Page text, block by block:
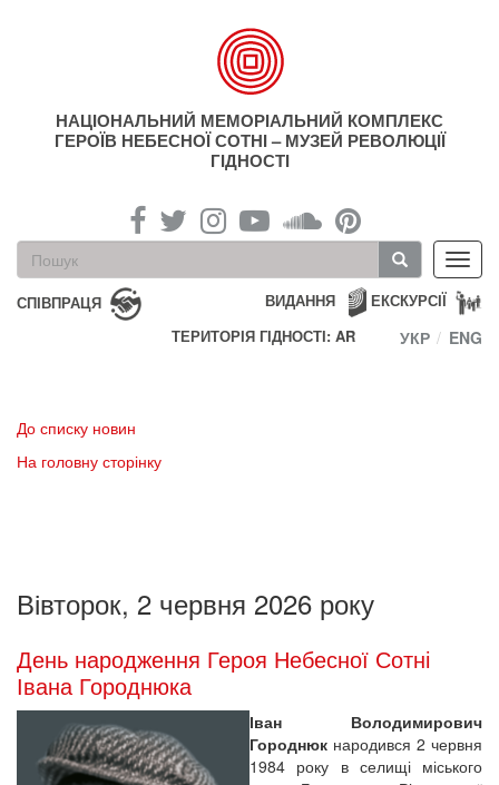
НАЦІОНАЛЬНИЙ МЕМОРІАЛЬНИЙ КОМПЛЕКС
ГЕРОЇВ НЕБЕСНОЇ СОТНІ – МУЗЕЙ РЕВОЛЮЦІЇ
ГІДНОСТІ
Пошукова
форма
Пошук
СПІВПРАЦЯ ЕКСКУРСІЇ
ВИДАННЯ
ТЕРИТОРІЯ ГІДНОСТІ: AR
УКР ENG
До списку новин
На головну сторінку
Вівторок, 2 червня 2026 року
День народження Героя Небесної Сотні
Івана Городнюка
Іван Володимирович
Городнюк народився 2 червня
1984 року в селищі міського